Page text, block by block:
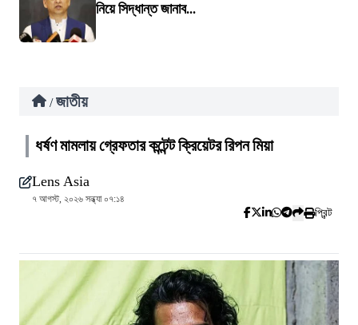
নিয়ে সিদ্ধান্ত জানাব...
/ জাতীয়
ধর্ষণ মামলায় গ্রেফতার কন্টেন্ট ক্রিয়েটর রিপন মিয়া
Lens Asia
৭ আগস্ট, ২০২৬ সন্ধ্যা ০৭:১৪
প্রিন্ট